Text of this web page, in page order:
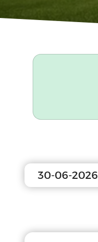
2026-06-30